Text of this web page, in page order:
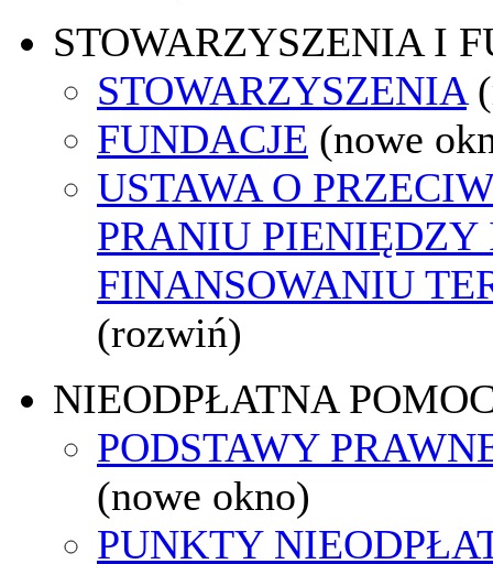
STOWARZYSZENIA I
STOWARZYSZENIA
FUNDACJE (nowe
USTAWA O
PRANIU PIENIĘDZY
FINANSOWANIU
(rozwiń)
NIEODPŁATNA
PODSTAWY
(nowe okno)
PUNKTY